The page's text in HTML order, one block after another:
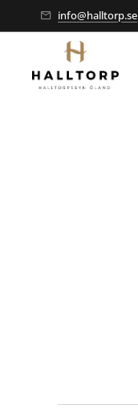
info@halltorp.se